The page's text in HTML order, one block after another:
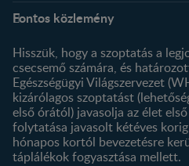
Kapcsolat
Történetünk
Termékeink
Termék kereső
Fontos közlemény
Hisszük, hogy a szoptatás a
csecsemő számára, és
Egészségügyi Világszervezet
kizárólagos szoptatást
első órától) javasolja az élet
folytatása javasolt kétéves
hónapos kortól bevezetésre
táplálékok fogyasztása mellett.